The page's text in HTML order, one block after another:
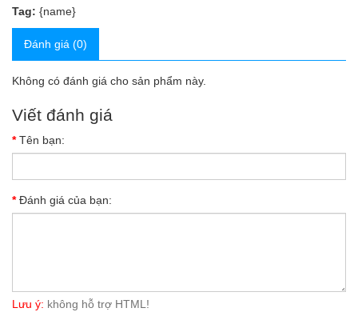
Tag: {name}
Đánh giá (0)
Không có đánh giá cho sản phẩm này.
Viết đánh giá
Tên bạn:
Đánh giá của bạn:
Lưu ý: không hỗ trợ HTML!